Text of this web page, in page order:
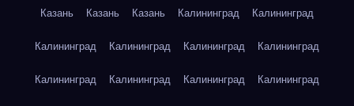
Казань Казань Казань Калининград Калининград
Калининград Калининград Калининград Калининград
Калининград Калининград Калининград Калининград